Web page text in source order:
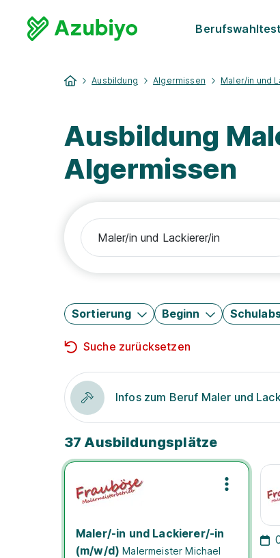
Berufswahltest
Ausbildung Algermissen Maler/in und
Ausbildung
Algermissen
Sortierung Beginn
Suche zurücksetzen
Infos zum Beruf Maler und
37 Ausbildungsplätze
Maler/-in und Lackierer/-in
(m/w/d) Malermeister Michael